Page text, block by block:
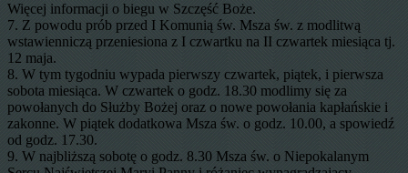
Więcej informacji o biegu w Szczęść Boże.
7. Z powodu prób przed I Komunią św. Msza św. z modlitwą
wstawienniczą przeniesiona z I czwartku na II czwartek miesiąca tj.
12 maja.
8. W tym tygodniu wypada pierwszy czwartek, piątek, i pierwsza
sobota miesiąca. W czwartek o godz. 18.30 modlimy się za
powołanych do Służby Bożej oraz o nowe powołania kapłańskie i
zakonne. W piątek dodatkowa Msza św. o godz. 10.00, a spowiedź
od godz. 17.30.
9. W najbliższą sobotę o godz. 8.30 Msza św. o Niepokalanym